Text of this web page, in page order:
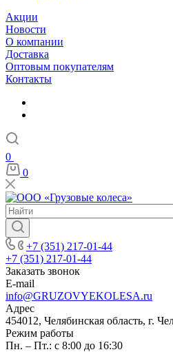
Акции
Новости
О компании
Доставка
Оптовым покупателям
Контакты
0
0
+7 (351) 217-01-44
+7 (351) 217-01-44
Заказать звонок
E-mail
info@GRUZOVYEKOLESA.ru
Адрес
454012, Челябинская область, г.
Режим работы
Пн. – Пт.: с 8:00 до 16:30